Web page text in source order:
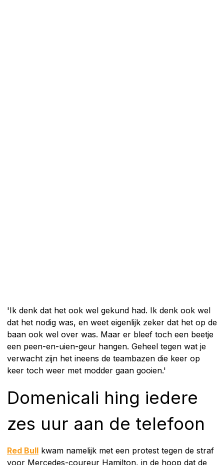
'Ik denk dat het ook wel gekund had. Ik denk ook wel
dat het nodig was, en weet eigenlijk zeker dat het op de
baan ook wel over was. Maar er bleef toch een beetje
een peen-en-uien-geur hangen. Geheel tegen wat je
verwacht zijn het ineens de teambazen die keer op
keer toch weer met modder gaan gooien.'
Domenicali hing iedere
zes uur aan de telefoon
Red Bull kwam namelijk met een protest tegen de straf
voor Mercedes-coureur Hamilton, in de hoop dat de